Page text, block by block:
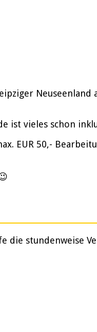
ist vieles schon
EUR 50,-
die stundenweise